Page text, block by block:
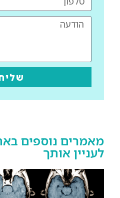
מאמרים נוספים
לעניין אותך